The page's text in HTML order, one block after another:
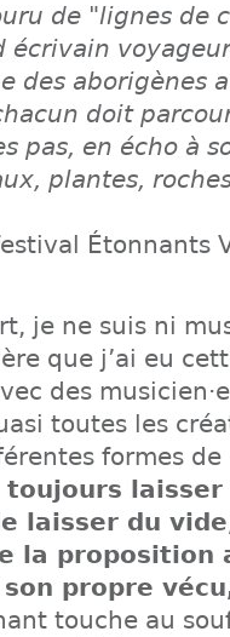
de "lignes de
écrivain
des aborigènes
doit
pas, en écho à
plantes,
Étonnants
je ne suis ni
que j’ai eu
des
toutes les
formes
laisser
laisser du
la proposition
propre
touche au